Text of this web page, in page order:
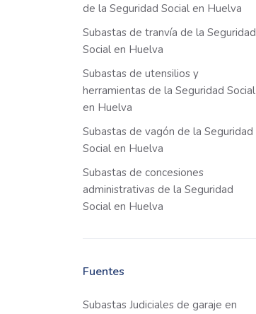
de la Seguridad Social en Huelva
Subastas de tranvía de la Seguridad
Social en Huelva
Subastas de utensilios y
herramientas de la Seguridad Social
en Huelva
Subastas de vagón de la Seguridad
Social en Huelva
Subastas de concesiones
administrativas de la Seguridad
Social en Huelva
Fuentes
Subastas Judiciales de garaje en